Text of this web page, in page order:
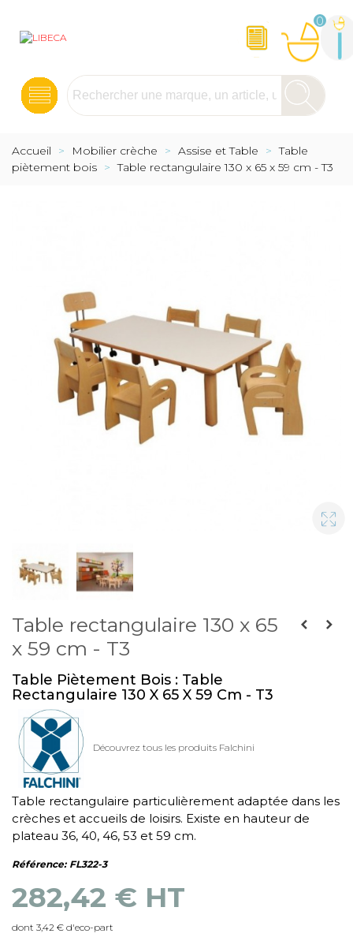
0
Accueil > Mobilier crèche > Assise et Table > Table
piètement bois > Table rectangulaire 130 x 65 x 59 cm - T3
Table rectangulaire 130 x 65
x 59 cm - T3
Table Piètement Bois : Table
Rectangulaire 130 X 65 X 59 Cm - T3
Découvrez tous les produits Falchini
Table rectangulaire particulièrement adaptée dans les
crèches et accueils de loisirs. Existe en hauteur de
plateau 36, 40, 46, 53 et 59 cm.
Référence: FL322-3
282,42 € HT
dont 3,42 € d'eco-part